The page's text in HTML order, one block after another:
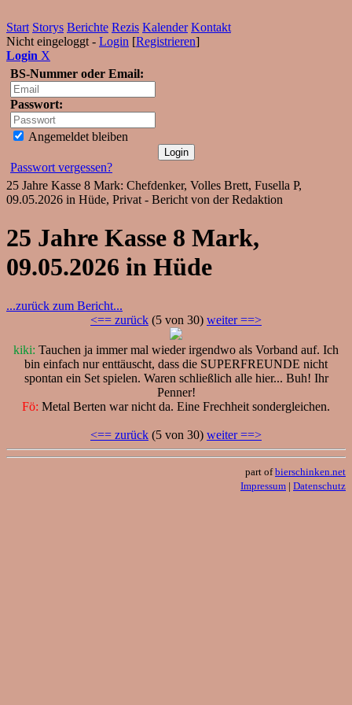
Start Storys Berichte Rezis Kalender Kontakt
Nicht eingeloggt - Login [Registrieren]
Login X
BS-Nummer oder Email:
Passwort:
Angemeldet bleiben
Passwort vergessen?
25 Jahre Kasse 8 Mark: Chefdenker, Volles Brett, Fusella P,
09.05.2026 in Hüde, Privat - Bericht von der Redaktion
25 Jahre Kasse 8 Mark,
09.05.2026 in Hüde
...zurück zum Bericht...
<== zurück (5 von 30) weiter ==>
kiki: Tauchen ja immer mal wieder irgendwo als Vorband auf. Ich
bin einfach nur enttäuscht, dass die SUPERFREUNDE nicht
spontan ein Set spielen. Waren schließlich alle hier... Buh! Ihr
Penner!
Fö: Metal Berten war nicht da. Eine Frechheit sondergleichen.
<== zurück (5 von 30) weiter ==>
part ofbierschinken.net
Impressum | Datenschutz